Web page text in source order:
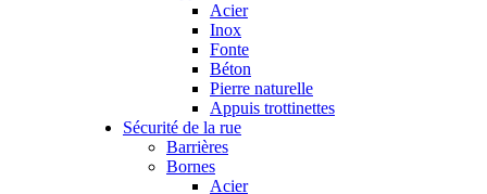
Acier
Inox
Fonte
Béton
Pierre naturelle
Appuis trottinettes
Sécurité de la rue
Barrières
Bornes
Acier